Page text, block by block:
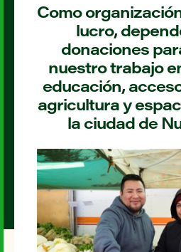
Como
lucro,
donaciones
nuestro trabajo
educación,
agricultura y
la ciudad de